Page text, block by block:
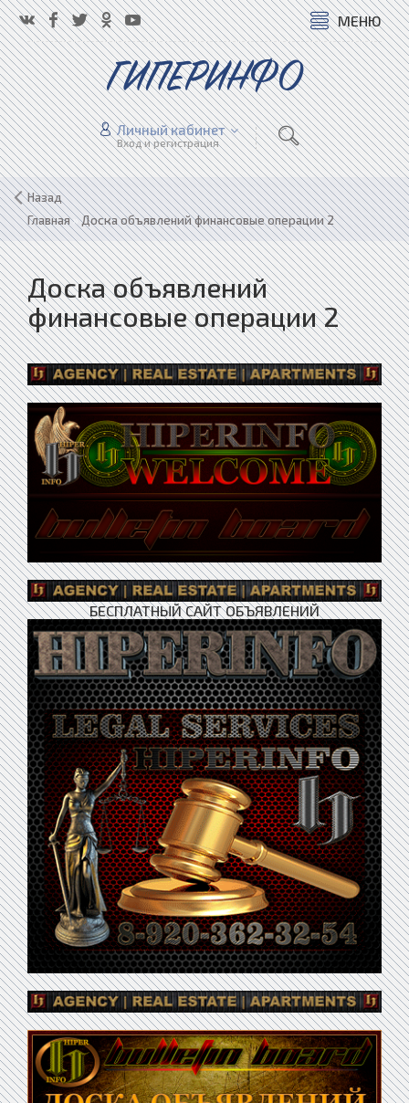
МЕНЮ
ГИПЕРИНФО
Личный кабинет
Вход и регистрация
Назад
Главная»Доска объявлений финансовые операции 2
Доска объявлений
финансовые операции 2
БЕСПЛАТНЫЙ САЙТ ОБЪЯВЛЕНИЙ